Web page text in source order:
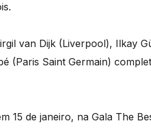
van Dijk (Liverpool), Ilkay
(Paris Saint Germain)
15 de janeiro, na Gala The